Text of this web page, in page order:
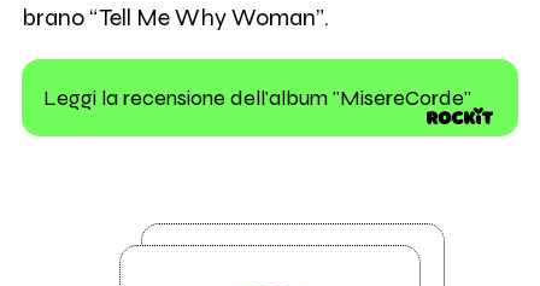
brano “Tell Me Why Woman”.
Leggi la recensione dell'album "MisereCorde"